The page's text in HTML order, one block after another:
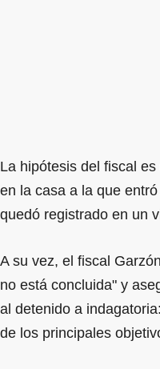
La hipótesis del fiscal
en la casa a la que
quedó registrado en un
A su vez, el fiscal
no está concluida" y
al detenido a
de los principales